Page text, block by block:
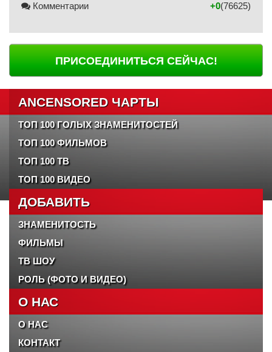
Комментарии (76625)
+0
ПРИСОЕДИНИТЬСЯ СЕЙЧАС!
ANCENSORED ЧАРТЫ
ТОП 100 ГОЛЫХ ЗНАМЕНИТОСТЕЙ
ТОП 100 ФИЛЬМОВ
ТОП 100 ТВ
ТОП 100 ВИДЕО
ДОБАВИТЬ
ЗНАМЕНИТОСТЬ
ФИЛЬМЫ
ТВ ШОУ
РОЛЬ (ФОТО И ВИДЕО)
О НАС
О НАС
КОНТАКТ